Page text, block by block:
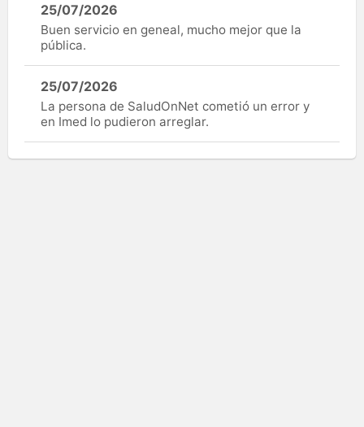
25/07/2026
Buen servicio en geneal, mucho mejor que la
pública.
25/07/2026
La persona de SaludOnNet cometió un error y
en Imed lo pudieron arreglar.